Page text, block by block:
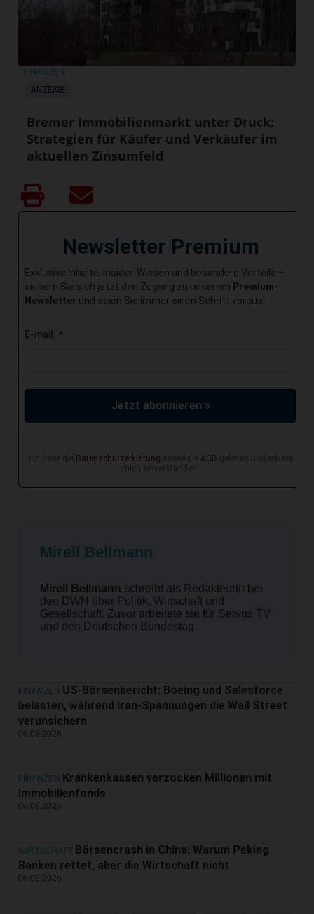
ANZEIGE
FINANZEN
Bremer Immobilienmarkt unter Druck:
Strategien für Käufer und Verkäufer im
aktuellen Zinsumfeld
Newsletter Premium
Exklusive Inhalte, Insider-Wissen und besondere Vorteile –
sichern Sie sich jetzt den Zugang zu unserem Premium-
Newsletter und seien Sie immer einen Schritt voraus!
E-mail: *
Jetzt abonnieren »
Ich habe die Datenschutzerklärung sowie die AGB gelesen und erkläre
mich einverstanden.
Mirell Bellmann
Mirell Bellmann schreibt als Redakteurin bei
den DWN über Politik, Wirtschaft und
Gesellschaft. Zuvor arbeitete sie für Servus TV
und den Deutschen Bundestag.
FINANZEN US-Börsenbericht: Boeing und Salesforce
belasten, während Iran-Spannungen die Wall Street
verunsichern
06.08.2026
FINANZEN Krankenkassen verzocken Millionen mit
Immobilienfonds
06.08.2026
WIRTSCHAFT Börsencrash in China: Warum Peking
Banken rettet, aber die Wirtschaft nicht
06.08.2026